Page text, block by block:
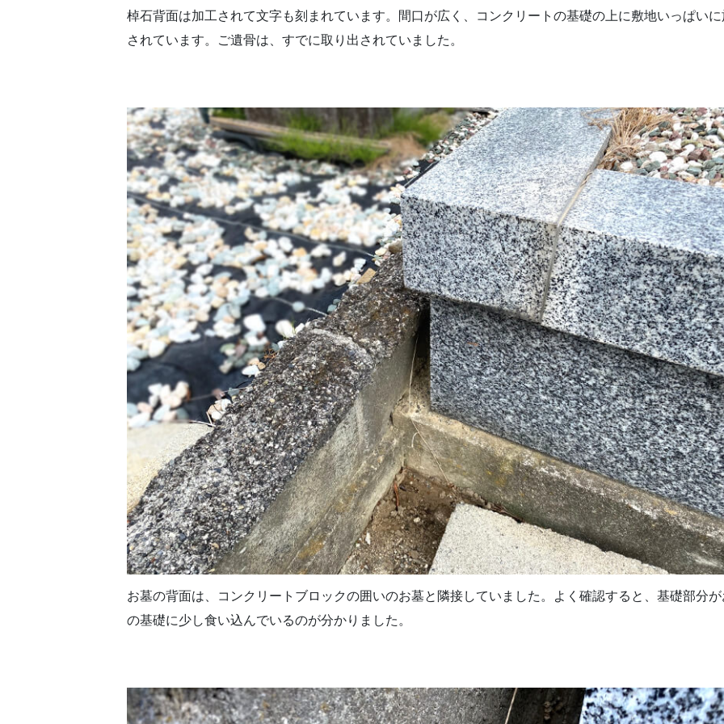
棹石背面は加工されて文字も刻まれています。間口が広く、コンクリートの基礎の上に敷地いっぱい
されています。ご遺骨は、すでに取り出されていました。
お墓の背面は、コンクリートブロックの囲いのお墓と隣接していました。よく確認すると、基礎部分
の基礎に少し食い込んでいるのが分かりました。